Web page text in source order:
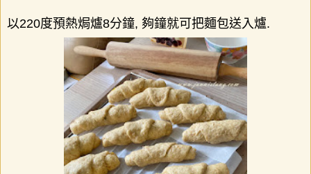
以220度預熱焗爐8分鐘, 夠鐘就可把麵包送入爐.